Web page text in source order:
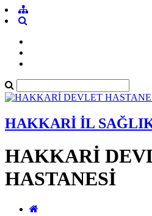
HAKKARİ İL
HAKKARİ
HASTANESİ